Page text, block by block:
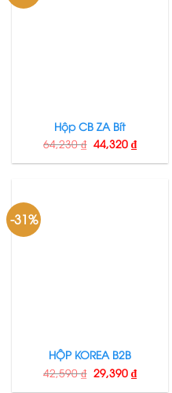
Hộp CB ZA Bít
64,230₫ 44,320 ₫
-31%
HỘP KOREA B2B
42,590₫ 29,390 ₫